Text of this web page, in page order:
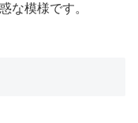
な模様です。